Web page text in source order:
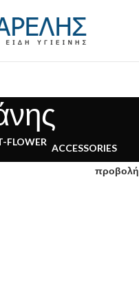
ACCESSORIES
προβολή